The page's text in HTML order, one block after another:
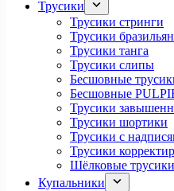
Трусики
Трусики стринги
Трусики
Трусики танга
Трусики слипы
Бесшовные
Бесшовные
Трусики
Трусики шортики
Трусики с
Трусики
Шёлковые трусики
Купальники